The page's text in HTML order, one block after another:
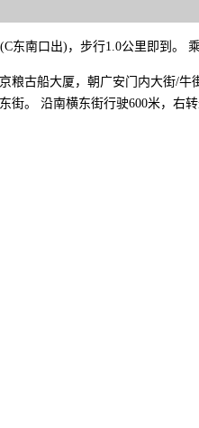
东南口出)，步行1.0公里即到。
粮古船大厦，朝广安门内大街/
街。 沿南横东街行驶600米，右